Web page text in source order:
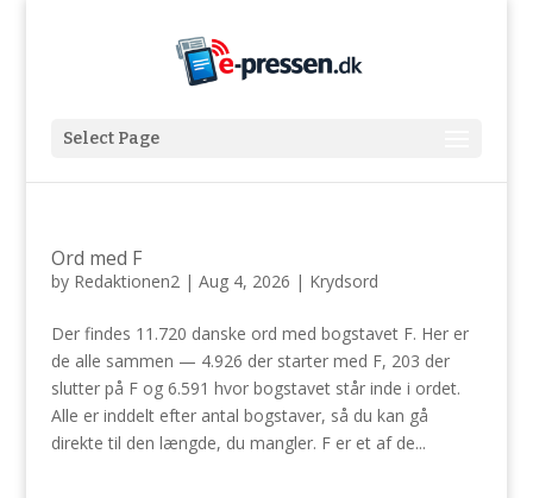
Select Page
Ord med F
by Redaktionen2| Aug 4, 2026 | Krydsord
Der findes 11.720 danske ord med bogstavet F. Her er
de alle sammen — 4.926 der starter med F, 203 der
slutter på F og 6.591 hvor bogstavet står inde i ordet.
Alle er inddelt efter antal bogstaver, så du kan gå
direkte til den længde, du mangler. F er et af de...